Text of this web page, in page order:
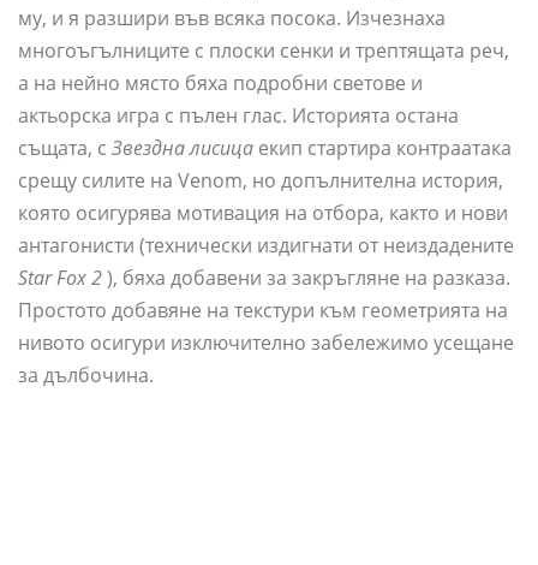
му, и я разшири във всяка посока. Изчезнаха
многоъгълниците с плоски сенки и трептящата реч,
а на нейно място бяха подробни светове и
актьорска игра с пълен глас. Историята остана
същата, с Звездна лисица екип стартира контраатака
срещу силите на Venom, но допълнителна история,
която осигурява мотивация на отбора, както и нови
антагонисти (технически издигнати от неиздадените
Star Fox 2), бяха добавени за закръгляне на разказа.
Простото добавяне на текстури към геометрията на
нивото осигури изключително забележимо усещане
за дълбочина.